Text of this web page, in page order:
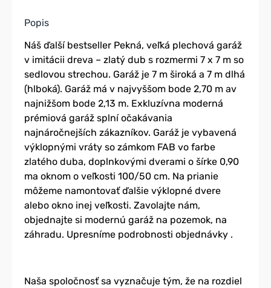
Popis
Náš ďalší bestseller Pekná, veľká plechová garáž
v imitácii dreva – zlatý dub s rozmermi 7 x 7 m so
sedlovou strechou. Garáž je 7 m široká a 7 m dlhá
(hlboká). Garáž má v najvyššom bode 2,70 m av
najnižšom bode 2,13 m. Exkluzívna moderná
prémiová garáž splní očakávania
najnáročnejších zákazníkov. Garáž je vybavená
výklopnými vráty so zámkom FAB vo farbe
zlatého duba, doplnkovými dverami o šírke 0,90
ma oknom o veľkosti 100/50 cm. Na prianie
môžeme namontovať ďalšie výklopné dvere
alebo okno inej veľkosti. Zavolajte nám,
objednajte si modernú garáž na pozemok, na
záhradu. Upresníme podrobnosti objednávky .
Naša spoločnosť sa vyznačuje tým, že na rozdiel